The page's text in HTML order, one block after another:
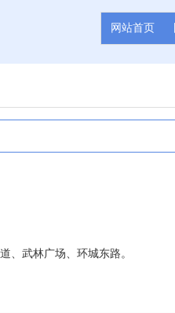
网站首页
、武林广场、环城东路。